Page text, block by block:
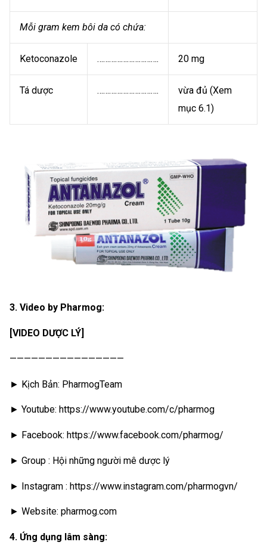
Mỗi gram kem bôi da có chứa:
Ketoconazole …………………………. 20 mg
Tá dược ………………………….
vừa đủ (Xem
mục 6.1)
3. Video by Pharmog:
[VIDEO DƯỢC LÝ]
————————————————
► Kịch Bản: PharmogTeam
► Youtube: https://www.youtube.com/c/pharmog
► Facebook: https://www.facebook.com/pharmog/
► Group : Hội những người mê dược lý
► Instagram : https://www.instagram.com/pharmogvn/
► Website: pharmog.com
4. Ứng dụng lâm sàng: